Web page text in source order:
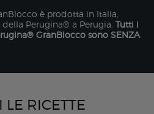
è prodotta in Italia,
Perugina® a Perugia.Tutti i
GranBlocco sono SENZA
LE RICETTE